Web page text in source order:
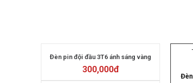
Đèn pin đội đầu 3T6 ánh sáng vàng
300,000đ